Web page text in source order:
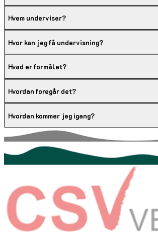
Hvem underviser?
Hvor kan jeg få undervisning?
Hvad er formålet?
Hvordan foregår det?
Hvordan kommer jeg igang?